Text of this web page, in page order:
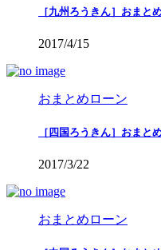
［九州ろうきん］おま
2017/4/15
おまとめローン
［四国ろうきん］おま
2017/3/22
おまとめローン